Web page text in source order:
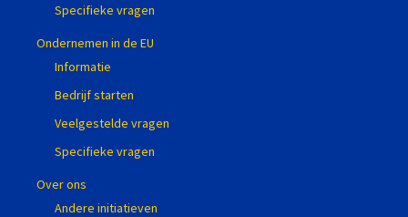
Specifieke vragen
Ondernemen in de EU
Informatie
Bedrijf starten
Veelgestelde vragen
Specifieke vragen
Over ons
Andere initiatieven